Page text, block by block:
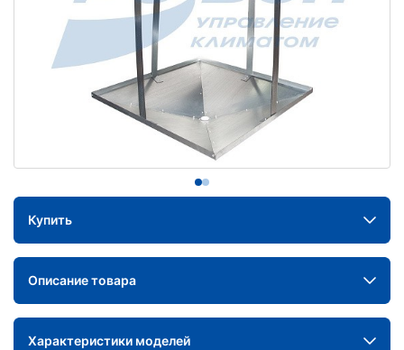
Купить
Описание товара
Характеристики моделей